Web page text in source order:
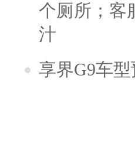
个厕所；客
汁
享界G9车